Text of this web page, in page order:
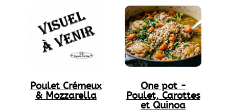
Poulet Crémeux
& Mozzarella
One pot -
Poulet, Carottes
et Quinoa